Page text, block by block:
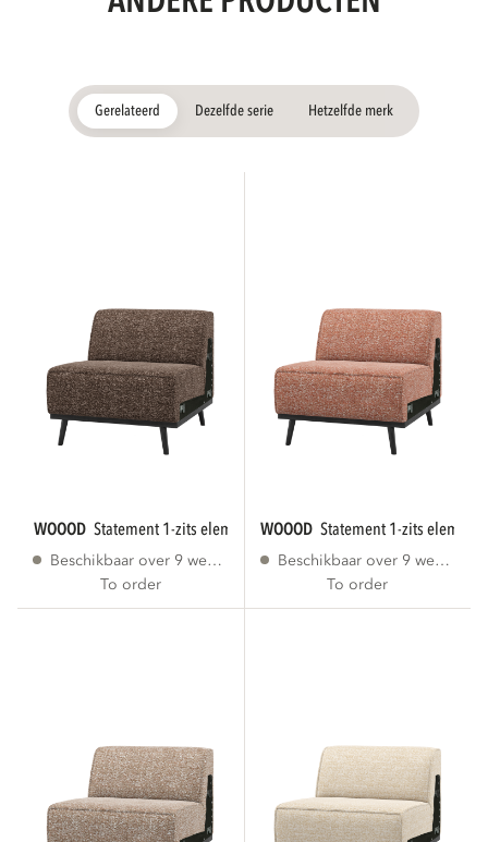
Gerelateerd Dezelfde serie Hetzelfde merk
WOOOD statement 1-zits element bruin melange...
Beschikbaar over 9 weken
To order
WOOOD statement 1-zits
Beschikbaar over 9 weken
To order